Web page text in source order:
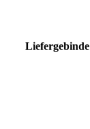
Liefergebinde